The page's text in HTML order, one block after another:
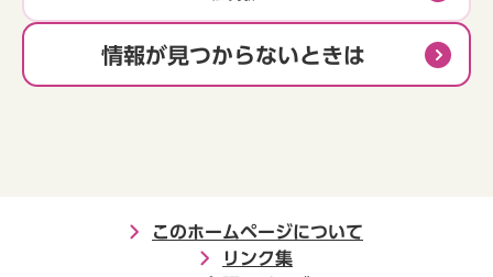
情報が見つからないときは
このホームページについて
リンク集